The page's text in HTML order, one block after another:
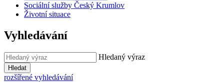
Sociální služby Český Krumlov
Životní situace
Vyhledávání
Hledaný výraz
Hledat
rozšířené vyhledávání